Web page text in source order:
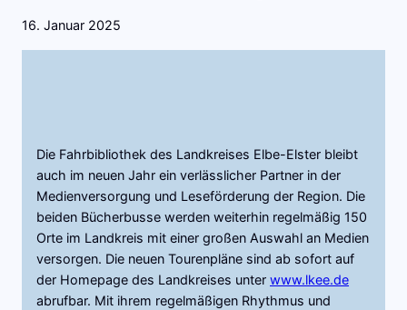
16. Januar 2025
Die Fahrbibliothek des Landkreises Elbe-Elster bleibt
auch im neuen Jahr ein verlässlicher Partner in der
Medienversorgung und Leseförderung der Region. Die
beiden Bücherbusse werden weiterhin regelmäßig 150
Orte im Landkreis mit einer großen Auswahl an Medien
versorgen. Die neuen Tourenpläne sind ab sofort auf
der Homepage des Landkreises unter www.lkee.de
abrufbar. Mit ihrem regelmäßigen Rhythmus und